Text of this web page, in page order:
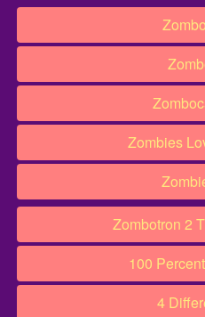
Zombies
Zombotron 2
100
4